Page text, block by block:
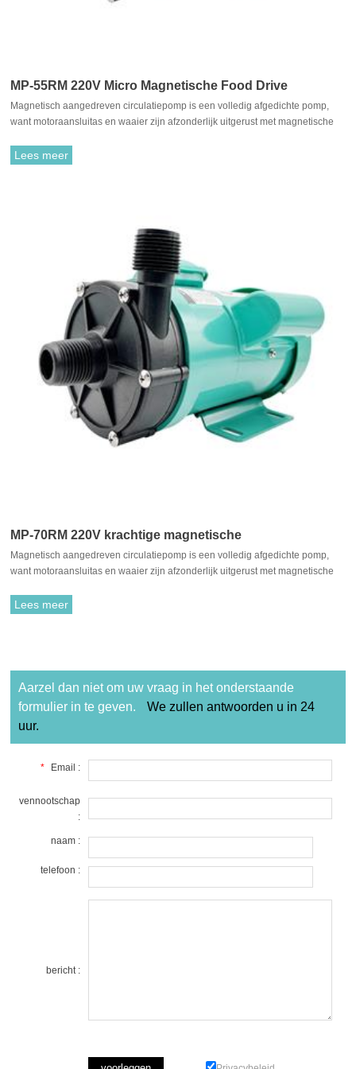
MP-55RM 220V Micro Magnetische Food Drive
Circulatiepomp
Magnetisch aangedreven circulatiepomp is een volledig afgedichte pomp,
want motoraansluitas en waaier zijn afzonderlijk uitgerust met magnetische
passen met traditionele asafdichting. De rotatie van de motor drijft de waaier
Lees meer
MP-70RM 220V krachtige magnetische
voedselaangedreven circulatiepomp
Magnetisch aangedreven circulatiepomp is een volledig afgedichte pomp,
want motoraansluitas en waaier zijn afzonderlijk uitgerust met magnetische
passen met traditionele asafdichting. De rotatie van de motor drijft de waaier
Lees meer
Aarzel dan niet om uw vraag in het onderstaande
formulier in te geven.
We zullen antwoorden u in 24
uur.
* Email :
vennootschap
:
naam :
telefoon :
bericht :